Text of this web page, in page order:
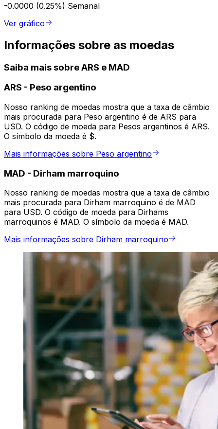
-0.0000 (0.25%) Semanal
Ver gráfico
Informações sobre as moedas
Saiba mais sobre ARS e MAD
ARS - Peso argentino
Nosso ranking de moedas mostra que a taxa de câmbio
mais procurada para Peso argentino é de ARS para
USD. O código de moeda para Pesos argentinos é ARS.
O símbolo da moeda é $.
Mais informações sobre Peso argentino
MAD - Dirham marroquino
Nosso ranking de moedas mostra que a taxa de câmbio
mais procurada para Dirham marroquino é de MAD
para USD. O código de moeda para Dirhams
marroquinos é MAD. O símbolo da moeda é MAD.
Mais informações sobre Dirham marroquino